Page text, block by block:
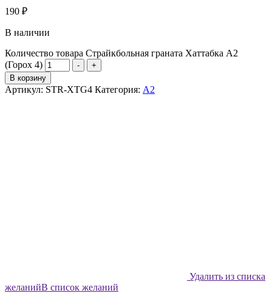
190 ₽
В наличии
Количество товара Страйкбольная граната Хаттабка А2
(Горох 4)
-
+
В корзину
Артикул: STR-XTG4 Категория: А2
Удалить из списка
желанийВ список желаний